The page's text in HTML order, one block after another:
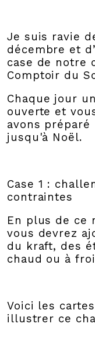
Je suis ravie
décembre et
case de notre
Comptoir du
Chaque jour
ouverte et
avons préparé
jusqu'à Noël.
Case 1 :
contraintes
En plus de ce
vous devrez
du kraft, des
chaud ou à
Voici les
illustrer ce